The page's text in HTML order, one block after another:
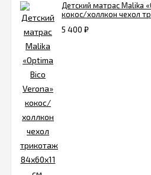
Детский матрас Malika
кокос/холлкон чехол
5 400 ₽